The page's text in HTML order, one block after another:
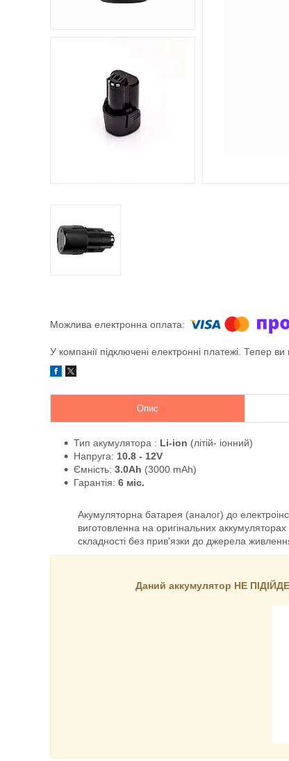
У компанії підключені електронні платежі. Тепер
Опис
Тип акумулятора : Li-ion (літій- іонний)
Напруга: 10.8 - 12V
Ємність: 3.0Ah (3000 mAh)
Гарантія: 6 міс.
Акумуляторна батарея (аналог) до
виготовленна на оригінальних аккумуляторах
складності без прив'язки до джерела
Даний аккумулятор НЕ ПІДІЙДЕ